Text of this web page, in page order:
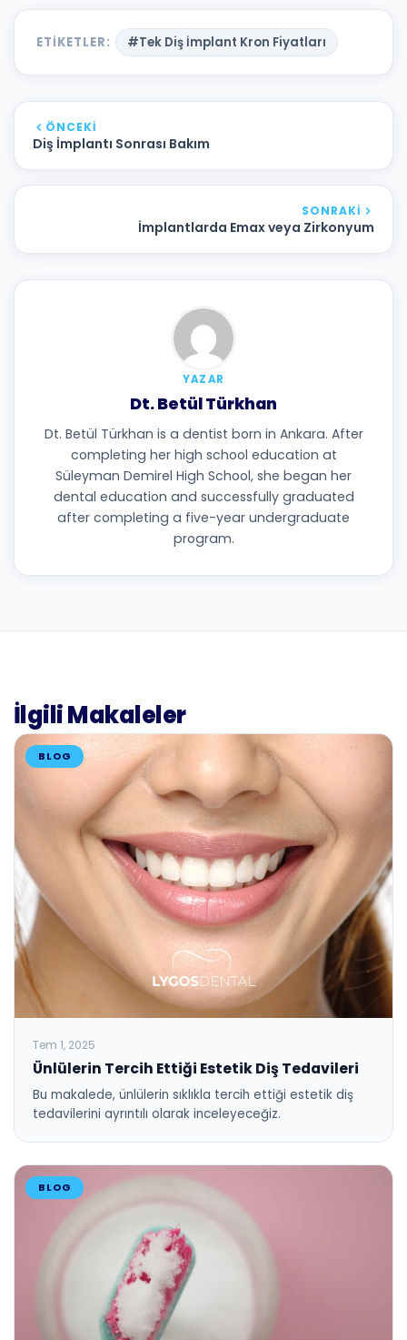
ETIKETLER: #Tek Diş İmplant Kron Fiyatları
ÖNCEKI
Diş İmplantı Sonrası Bakım
SONRAKI
İmplantlarda Emax veya Zirkonyum
YAZAR
Dt. Betül Türkhan
Dt. Betül Türkhan is a dentist born in Ankara. After
completing her high school education at
Süleyman Demirel High School, she began her
dental education and successfully graduated
after completing a five-year undergraduate
program.
İlgili Makaleler
BLOG
Tem 1, 2025
Ünlülerin Tercih Ettiği Estetik Diş Tedavileri
Bu makalede, ünlülerin sıklıkla tercih ettiği estetik diş
tedavilerini ayrıntılı olarak inceleyeceğiz.
BLOG